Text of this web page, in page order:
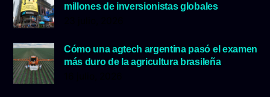
millones de inversionistas globales
Cómo una agtech argentina pasó el examen
más duro de la agricultura brasileña